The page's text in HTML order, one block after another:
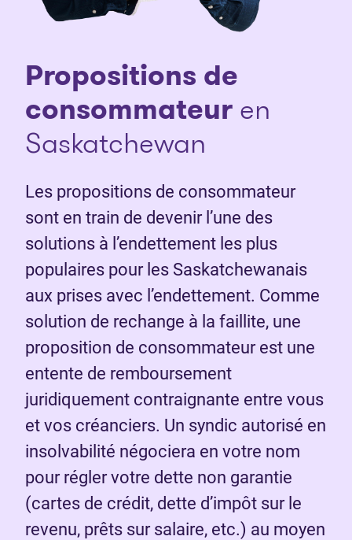
Propositions de
consommateuren
Saskatchewan
Les propositions de consommateur
sont en train de devenir l’une des
solutions à l’endettement les plus
populaires pour les Saskatchewanais
aux prises avec l’endettement. Comme
solution de rechange à la faillite, une
proposition de consommateur est une
entente de remboursement
juridiquement contraignante entre vous
et vos créanciers. Un syndic autorisé en
insolvabilité négociera en votre nom
pour régler votre dette non garantie
(cartes de crédit, dette d’impôt sur le
revenu, prêts sur salaire, etc.) au moyen